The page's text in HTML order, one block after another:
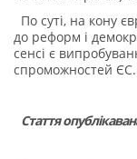
По суті, на кону
до реформ і
сенсі є
спроможностей ЄС.
Стаття